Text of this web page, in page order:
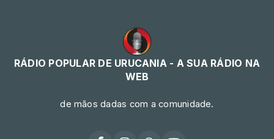
RÁDIO POPULAR DE URUCANIA - A SUA RÁDIO NA
WEB
de mãos dadas com a comunidade.